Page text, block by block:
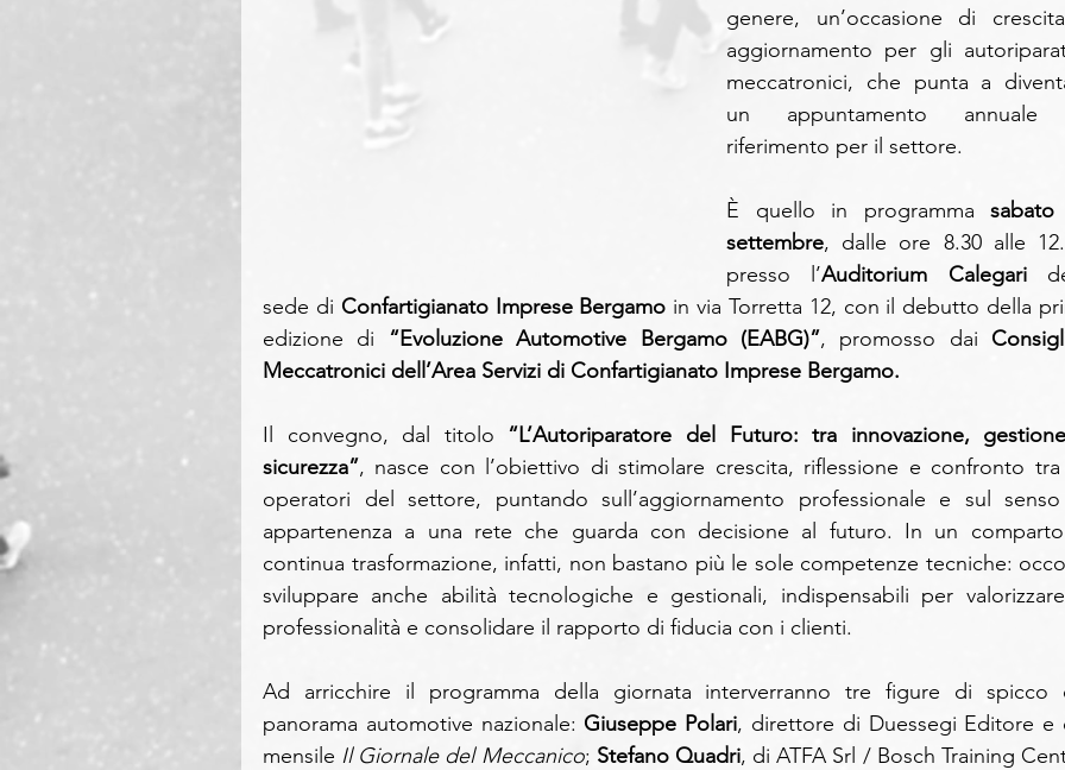
genere, un’occasione di
aggiornamento per gli
meccatronici, che punta a
un appuntamento
riferimento per il settore.
È quello in programma sabato
settembre, dalle ore 8.30 alle
presso l’Auditorium Calegari
sede di Confartigianato Imprese Bergamo in via Torretta 12, con il debutto della
edizione di “Evoluzione Automotive Bergamo (EABG)”, promosso dai
Meccatronici dell’Area Servizi di Confartigianato Imprese Bergamo.
Il convegno, dal titolo “L’Autoriparatore del Futuro: tra innovazione,
sicurezza”, nasce con l’obiettivo di stimolare crescita, riflessione e confronto
operatori del settore, puntando sull’aggiornamento professionale e sul
appartenenza a una rete che guarda con decisione al futuro. In un
continua trasformazione, infatti, non bastano più le sole competenze tecniche:
sviluppare anche abilità tecnologiche e gestionali, indispensabili per
professionalità e consolidare il rapporto di fiducia con i clienti.
Ad arricchire il programma della giornata interverranno tre figure di spicco
panorama automotive nazionale: Giuseppe Polari, direttore di Duessegi Editore e
mensile Il Giornale del Meccanico; Stefano Quadri, di ATFA Srl / Bosch Training